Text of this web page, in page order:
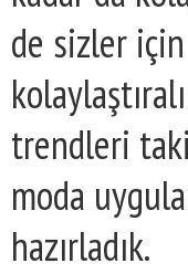
de sizler
trendleri
moda
hazırladık.